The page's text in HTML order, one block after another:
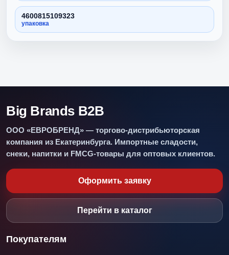
4600815109323
упаковка
Big Brands B2B
ООО «ЕВРОБРЕНД» — торгово-дистрибьюторская
компания из Екатеринбурга. Импортные сладости,
снеки, напитки и FMCG-товары для оптовых клиентов.
Оформить заявку
Перейти в каталог
Покупателям